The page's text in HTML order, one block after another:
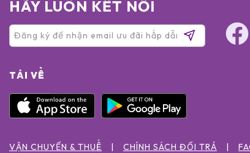
HÃY LUÔN KẾT NỐI
TẢI VỀ
VẬN CHUYỂN & THUẾ CHÍNH SÁCH ĐỔI TRẢ